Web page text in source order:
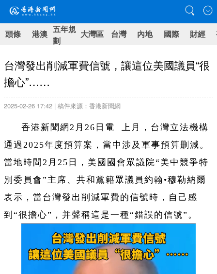
頭條 港澳 五年規
劃
大灣區 台灣 內地 國際 財經
台灣發出削減軍費信號，讓這位美國議員“很
擔心”……
2025-02-26 17:42 | 稿件來源：香港新聞網
香港新聞網2月26日電 上月，台灣立法機構
通過2025年度預算案，當中涉及軍事預算删減。
當地時間2月25日，美國國會眾議院“美中競爭特
別委員會”主席、共和黨籍眾議員約翰•穆勒納爾
表示，當台灣發出削減軍費的信號時，自己感
到“很擔心”，并聲稱這是一種“錯誤的信號”。